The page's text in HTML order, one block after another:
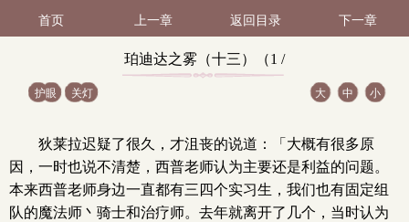
首页 上一章 返回目录 下一章
珀迪达之雾（十三）（1 /
护眼 关灯 大 中 小
狄莱拉迟疑了很久，才沮丧的说道：「大概有很多原
因，一时也说不清楚，西普老师认为主要还是利益的问题。
本来西普老师身边一直都有三四个实习生，我们也有固定组
队的魔法师丶骑士和治疗师。去年就离开了几个，当时认为